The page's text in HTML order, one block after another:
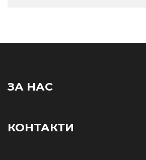
ЗА НАС
КОНТАКТИ